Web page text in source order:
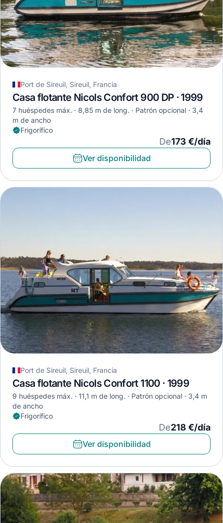
Port de Sireuil, Sireuil, Francia
Casa flotante Nicols Confort 900 DP · 1999
7 huéspedes máx. 8,85 m de long. Patrón opcional
3,4
m de ancho
Frigorífico
De173 €/día
Ver disponibilidad
Port de Sireuil, Sireuil, Francia
Casa flotante Nicols Confort 1100 · 1999
9 huéspedes máx. 11,1 m de long. Patrón opcional
3,4 m
de ancho
Frigorífico
De218 €/día
Ver disponibilidad